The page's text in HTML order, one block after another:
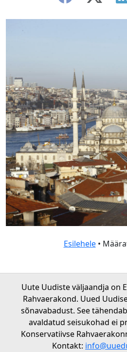
Esilehele•
Uute Uudiste väljaandja on
Rahvaerakond. Uued
sõnavabadust. See
avaldatud seisukohad ei
Konservatiivse
Kontakt: